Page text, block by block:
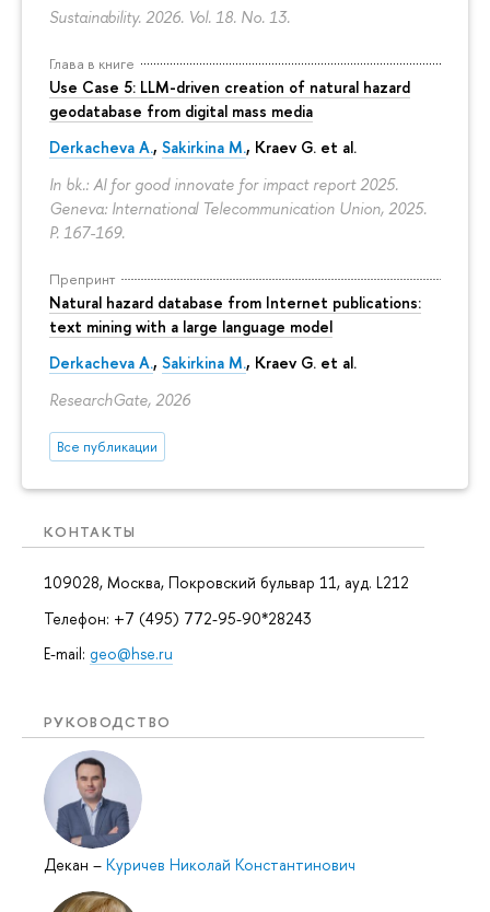
Sustainability. 2026. Vol. 18. No. 13.
Глава в книге
Use Case 5: LLM-driven creation of natural hazard
geodatabase from digital mass media
Derkacheva A., Sakirkina M., Kraev G. et al.
In bk.: AI for good innovate for impact report 2025.
Geneva: International Telecommunication Union, 2025.
P. 167-169.
Препринт
Natural hazard database from Internet publications:
text mining with a large language model
Derkacheva A., Sakirkina M., Kraev G. et al.
ResearchGate, 2026
Все публикации
КОНТАКТЫ
109028, Москва, Покровский бульвар 11, ауд. L212
Телефон: +7 (495) 772-95-90*28243
E-mail: geo@hse.ru
РУКОВОДСТВО
Декан – Куричев Николай Константинович